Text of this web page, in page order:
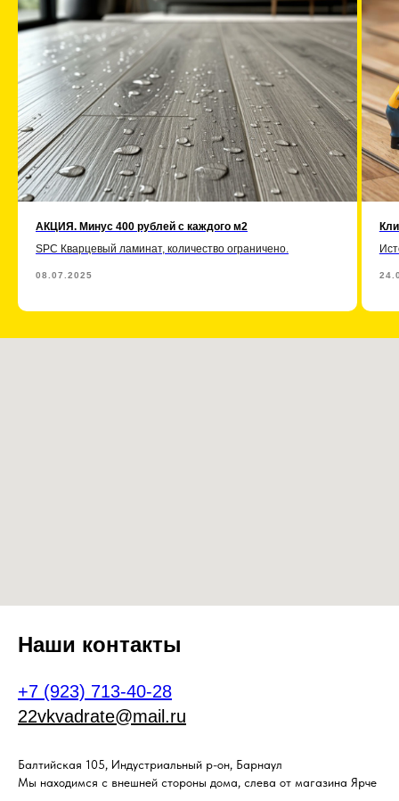
АКЦИЯ. Минус 400 рублей с каждого м2
SPC Кварцевый ламинат, количество ограничено.
08.07.2025
Наши контакты
+7 (923) 713-40-28
22vkvadrate@mail.ru
Балтийская 105, Индустриальный р-он, Барнаул
Мы находимся с внешней стороны дома, слева от магазина Ярче